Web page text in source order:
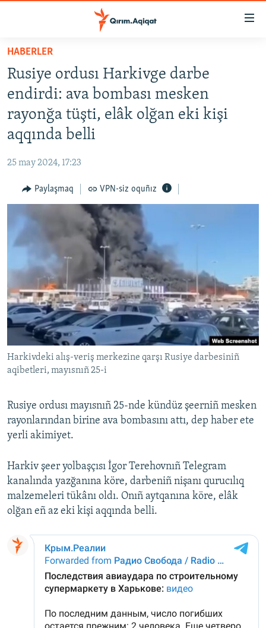
Esas
qaytmaq
Baş
navigatsiyağa
qaytmaq
Qıdıruvğa
SİYASET
İQTİSADİYAT
CEMİYET
İNSAN AQLARI
VİDEO
SÜRET
BLOGLAR
Русский
Українською
QOŞULIÑIZ!
HABERLER
Rusiye ordusı Harkivge darbe
endirdi: ava bombası mesken
rayonğa tüşti, elâk olğan eki kişi
aqqında belli
25 may 2024, 17:23
Paylaşmaq VPN-siz oquñız
Harkivdeki alış-veriş merkezine qarşı Rusiye darbesiniñ
aqibetleri, mayısnıñ 25-i
Rusiye ordusı mayısnıñ 25-nde kündüz şeerniñ mesken
rayonlarından birine ava bombasını attı, dep haber ete
yerli akimiyet.
Harkiv şeer yolbaşçısı İgor Terehovnıñ Telegram
kanalında yazğanına köre, darbeniñ nişanı qurucılıq
malzemeleri tükânı oldı. Onıñ aytqanına köre, elâk
olğan eñ az eki kişi aqqında belli.